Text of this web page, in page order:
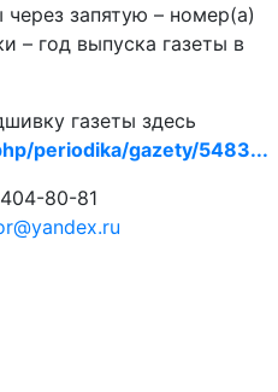
запятую – номер(а)
– год выпуска газеты в
газеты здесь
periodika/gazety/5483...
80-81